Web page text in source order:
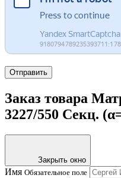
Отправить
Заказ товара
3227/550 Секц.
Закрыть окно
Имя Обязательное поле